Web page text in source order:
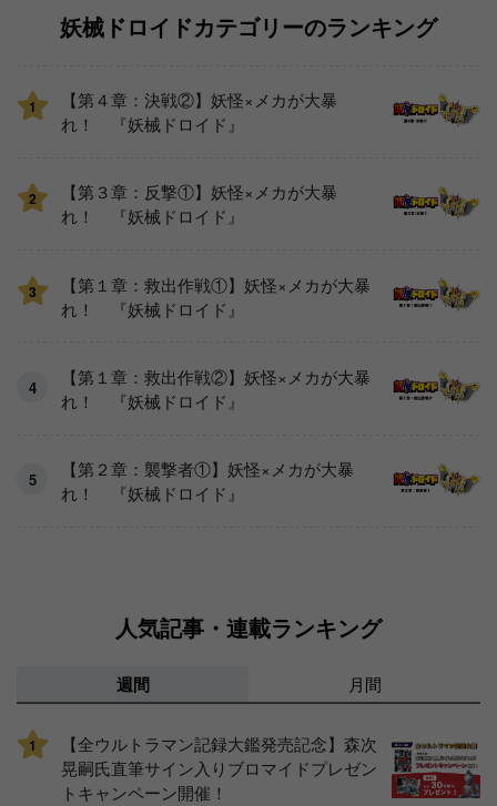
妖械ドロイドカテゴリーのランキング
1
【第４章：決戦②】妖怪×メカが大暴
れ！ 『妖械ドロイド』
2
【第３章：反撃①】妖怪×メカが大暴
れ！ 『妖械ドロイド』
3
【第１章：救出作戦①】妖怪×メカが大暴
れ！ 『妖械ドロイド』
【第１章：救出作戦②】妖怪×メカが大暴
れ！ 『妖械ドロイド』
【第２章：襲撃者①】妖怪×メカが大暴
れ！ 『妖械ドロイド』
人気記事・連載ランキング
週間 月間
1
【全ウルトラマン記録大鑑発売記念】森次
晃嗣氏直筆サイン入りブロマイドプレゼン
トキャンペーン開催！